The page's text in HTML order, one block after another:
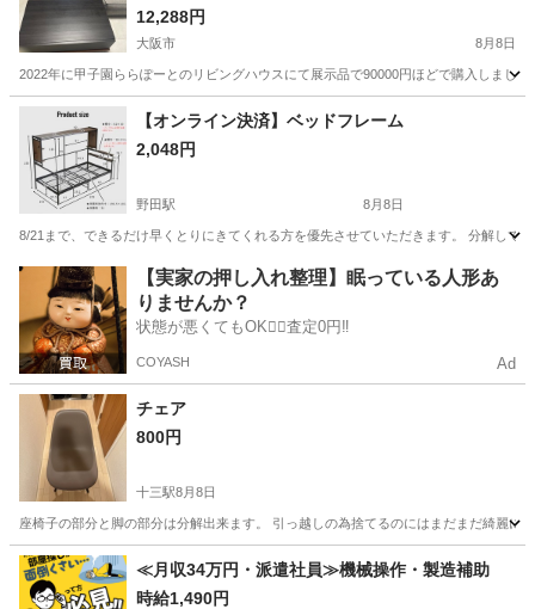
ル
12,288円
大阪市 8月8日
2022年に甲子園ららぽーとのリビングハウスにて展示品で90000円ほどで購入しまし
大阪市 ソファ
【オンライン決済】ベッドフレーム
2,048円
野田駅 8月8日
8/21まで、できるだけ早くとりにきてくれる方を優先させていただきます。 分解し
大阪 大阪市 野田駅 家具
【実家の押し入れ整理】眠っている人形あ
りませんか？
状態が悪くてもOK🙆‍♀️査定0円‼️
COYASH Ad
チェア
800円
十三駅8月8日
座椅子の部分と脚の部分は分解出来ます。 引っ越しの為捨てるのにはまだまだ綺麗
大阪 大阪市 十三駅 椅子
≪月収34万円・派遣社員≫機械操作・製造補助
時給1,490円